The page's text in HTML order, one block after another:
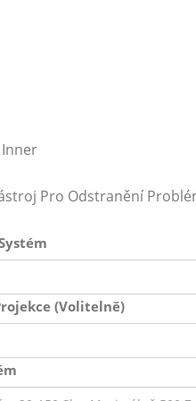
Pro Odstranění
(Volitelně)